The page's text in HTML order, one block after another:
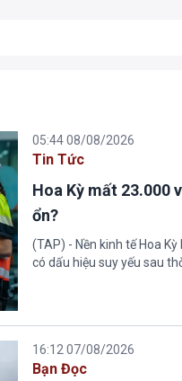
05:44 08/08/2026
Tin Tức
Hoa Kỳ mất 23.000
ổn?
(TAP) - Nền kinh tế Hoa
có dấu hiệu suy yếu sau
16:12 07/08/2026
Bạn Đọc